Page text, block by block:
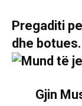
Pregaditi
dhe botues.
Gjin